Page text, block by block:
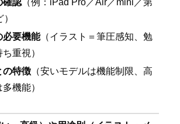
確認 （例：iPad Pro／Air／mini／第
必要機能（イラスト＝筆圧感知、勉
重視）
の特徴 （安いモデルは機能制限、高
機能）